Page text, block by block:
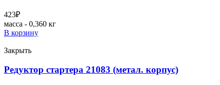
423₽
масса - 0,360 кг
В корзину
Закрыть
Редуктор стартера 21083 (метал. корпус)